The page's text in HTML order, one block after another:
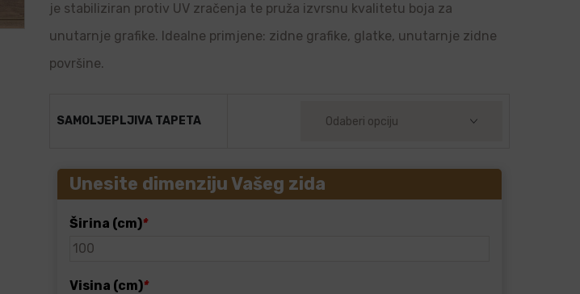
je stabiliziran protiv UV zračenja te pruža izvrsnu kvalitetu boja za
unutarnje grafike. Idealne primjene: zidne grafike, glatke, unutarnje zidne
površine.
SAMOLJEPLJIVA TAPETA
Unesite dimenziju Vašeg zida
Širina (cm)*
Visina (cm)*